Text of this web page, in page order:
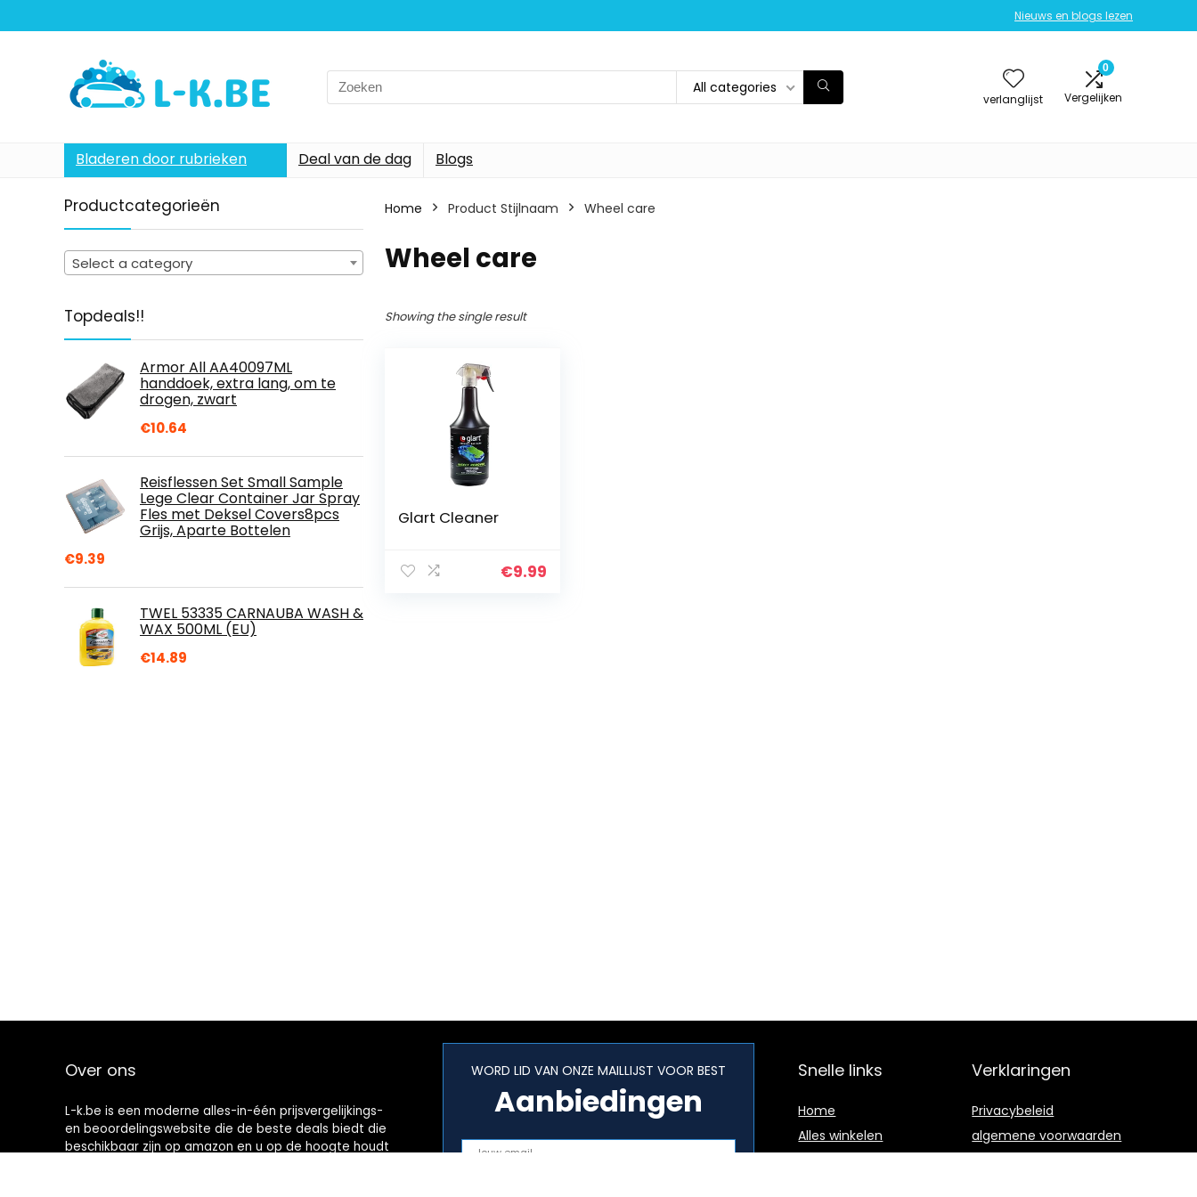
Nieuws en blogs lezen
Search
for:
All categories
verlanglijst
0
Vergelijken
Bladeren door rubrieken Deal van de dag Blogs
Productcategorieën
Select a category
Topdeals!!
Armor All AA40097ML
handdoek, extra lang, om te
drogen, zwart
€10.64
Reisflessen Set Small Sample
Lege Clear Container Jar Spray
Fles met Deksel Covers8pcs
Grijs, Aparte Bottelen
€9.39
TWEL 53335 CARNAUBA WASH &
WAX 500ML (EU)
€14.89
Home Product Stijlnaam Wheel care
Wheel care
Showing the single result
Glart Cleaner
€9.99
Over ons
L-k.be is een moderne alles-in-één prijsvergelijkings-
en beoordelingswebsite die de beste deals biedt die
beschikbaar zijn op amazon en u op de hoogte houdt
WORD LID VAN ONZE MAILLIJST VOOR BEST
Aanbiedingen
Snelle links
Home
Alles winkelen
Verklaringen
Privacybeleid
algemene voorwaarden